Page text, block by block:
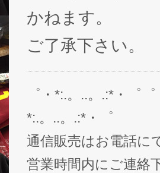
かねます。
ご了承下さい。
゜・*:.。..。.:*・゜
*:.。..。.:*・゜
通信販売はお電話に
営業時間内にご連絡